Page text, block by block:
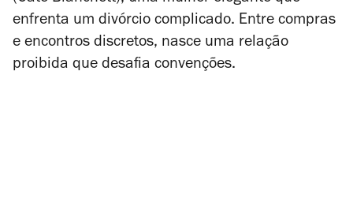
enfrenta um divórcio complicado. Entre compras
e encontros discretos, nasce uma relação
proibida que desafia convenções.